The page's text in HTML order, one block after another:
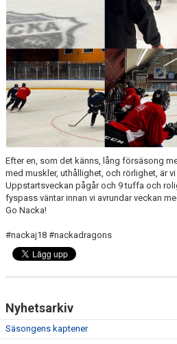
LAGSPONSORER
TABELL J18 REGIONAL ÖST
Efter en, som det känns, lång försäsong
med muskler, uthållighet, och rörlighet, är
Uppstartsveckan pågår och 9 tuffa och
fyspass väntar innan vi avrundar veckan
Go Nacka!
#nackaj18 #nackadragons
Nyhetsarkiv
Säsongens kaptener